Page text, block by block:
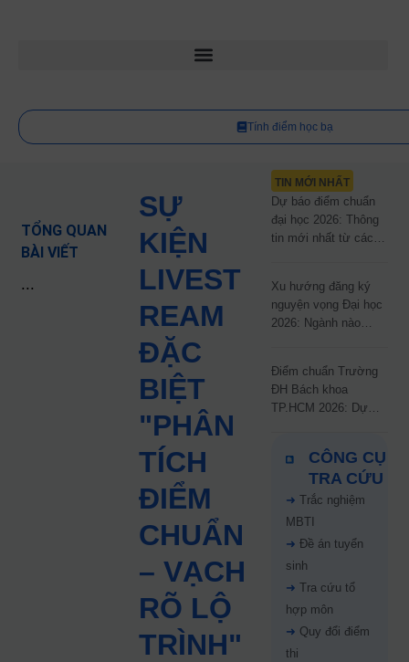
Tính điểm học bạ
TỔNG QUAN
BÀI VIẾT
...
SỰ
KIỆN
LIVEST
REAM
ĐẶC
BIỆT
"PHÂN
TÍCH
ĐIỂM
CHUẨN
– VẠCH
RÕ LỘ
TRÌNH"
TIN MỚI NHẤT
Dự báo điểm chuẩn
đại học 2026: Thông
tin mới nhất từ các
Xu hướng đăng ký
nguyện vọng Đại học
2026: Ngành nào
Điểm chuẩn Trường
ĐH Bách khoa
TP.HCM 2026: Dự
67%
CÔNG CỤ
TRA CỨU
➜ Trắc nghiệm
MBTI
➜ Đề án tuyển
sinh
➜ Tra cứu tổ
hợp môn
➜ Quy đổi điểm
thi